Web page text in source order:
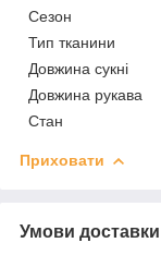
Сезон
Тип тканини
Довжина сукні
Довжина рукава
Стан
Приховати
Умови доставки